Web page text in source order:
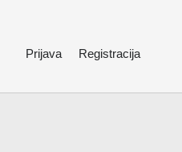
Prijava Registracija